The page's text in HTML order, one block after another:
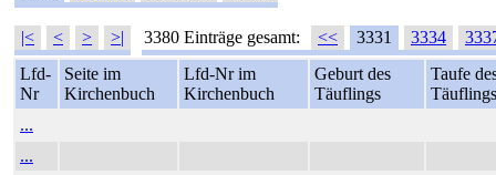
|< < > >| 3380 Einträge gesamt: << 3331 3334
Lfd-
Nr
Seite im
Kirchenbuch
Lfd-Nr im
Kirchenbuch
Geburt des
Täuflings
Taufe
Täuflings
...
...